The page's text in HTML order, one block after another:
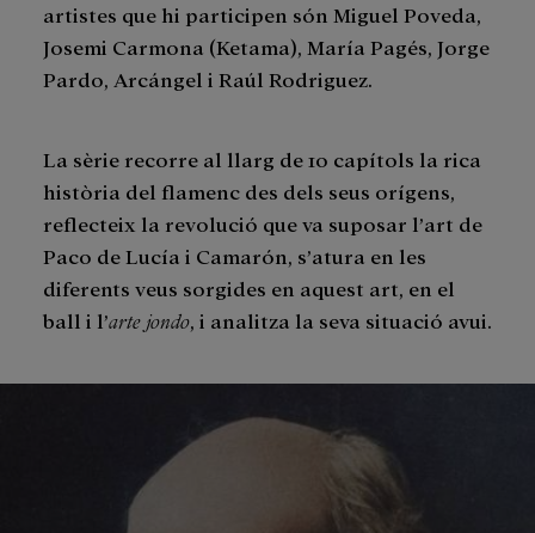
artistes que hi participen són Miguel Poveda,
Josemi Carmona (Ketama), María Pagés, Jorge
Pardo, Arcángel i Raúl Rodriguez.
La sèrie recorre al llarg de 10 capítols la rica
història del flamenc des dels seus orígens,
reflecteix la revolució que va suposar l’art de
Paco de Lucía i Camarón, s’atura en les
diferents veus sorgides en aquest art, en el
ball i l’arte jondo , i analitza la seva situació avui.